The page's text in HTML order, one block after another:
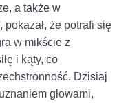
a także w
że potrafi się
w mikście z
i kąty, co
Dzisiaj
głowami,